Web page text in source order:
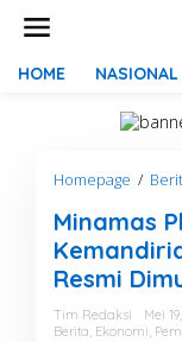
HOME NASIONAL
Homepage /
Minamas
Resmi
Tim Redaksi
Mei
Berita, Ekonomi,